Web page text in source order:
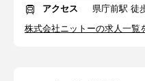
アクセス
県庁前駅 徒
株式会社ニットーの求人一覧